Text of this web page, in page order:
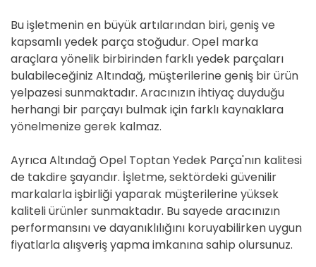
Bu işletmenin en büyük artılarından biri, geniş ve
kapsamlı yedek parça stoğudur. Opel marka
araçlara yönelik birbirinden farklı yedek parçaları
bulabileceğiniz Altındağ, müşterilerine geniş bir ürün
yelpazesi sunmaktadır. Aracınızın ihtiyaç duyduğu
herhangi bir parçayı bulmak için farklı kaynaklara
yönelmenize gerek kalmaz.
Ayrıca Altındağ Opel Toptan Yedek Parça'nın kalitesi
de takdire şayandır. İşletme, sektördeki güvenilir
markalarla işbirliği yaparak müşterilerine yüksek
kaliteli ürünler sunmaktadır. Bu sayede aracınızın
performansını ve dayanıklılığını koruyabilirken uygun
fiyatlarla alışveriş yapma imkanına sahip olursunuz.